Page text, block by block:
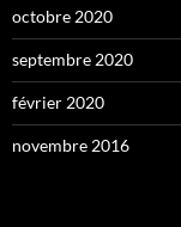
octobre 2020
septembre 2020
février 2020
novembre 2016